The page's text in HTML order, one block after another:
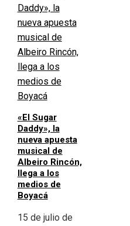
«El Sugar
Daddy», la
nueva apuesta
musical de
Albeiro Rincón,
llega a los
medios de
Boyacá
15 de julio de